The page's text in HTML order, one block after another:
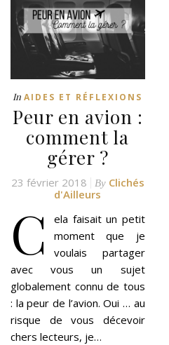
In AIDES ET RÉFLEXIONS
Peur en avion :
comment la
gérer ?
23 février 2018 By Clichés
d'Ailleurs
C
ela faisait un petit
moment que je
voulais partager
avec vous un sujet
globalement connu de tous
: la peur de l’avion. Oui … au
risque de vous décevoir
chers lecteurs, je…